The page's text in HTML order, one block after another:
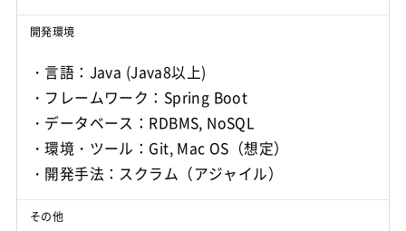
開発環境
・言語：Java (Java8以上)
・フレームワーク：Spring Boot
・データベース：RDBMS, NoSQL
・環境・ツール：Git, Mac OS（想定）
・開発手法：スクラム（アジャイル）
その他